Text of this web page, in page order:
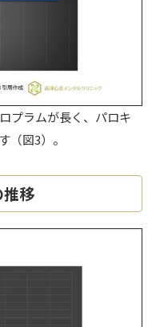
プラムが長く、パロキ
（図3）。
移